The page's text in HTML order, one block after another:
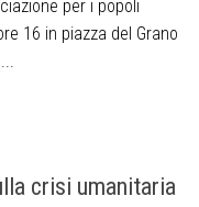
per i popoli
16 in piazza del Grano
crisi umanitaria